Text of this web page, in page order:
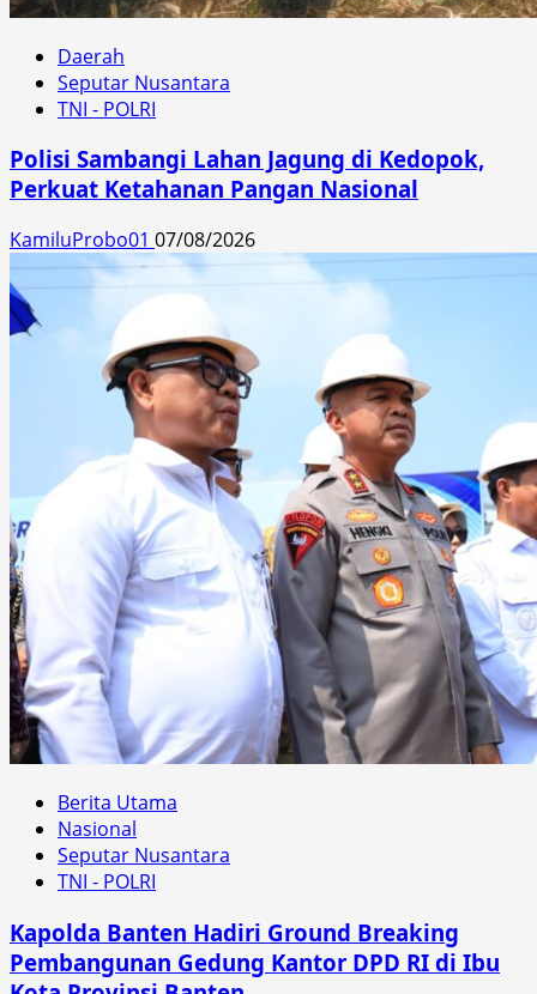
Daerah
Seputar Nusantara
TNI - POLRI
Polisi Sambangi Lahan Jagung di Kedopok,
Perkuat Ketahanan Pangan Nasional
KamiluProbo01 07/08/2026
Berita Utama
Nasional
Seputar Nusantara
TNI - POLRI
Kapolda Banten Hadiri Ground Breaking
Pembangunan Gedung Kantor DPD RI di Ibu